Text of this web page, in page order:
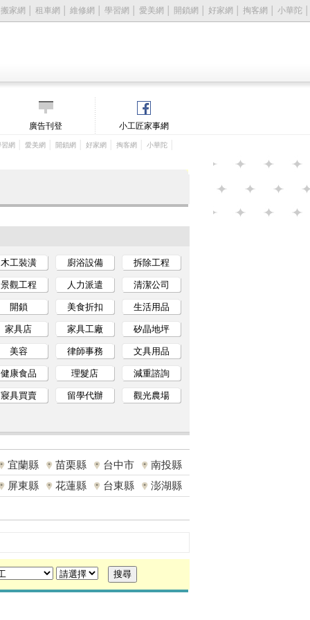
搬家網 租車網 維修網 學習網 愛美網 開鎖網 好家網 掏客網 小華陀
廣告刊登 小工匠家事網
習網│ 愛美網│ 開鎖網│ 好家網│ 掏客網 小華陀│
木工裝潢 廚浴設備 拆除工程
景觀工程 人力派遣 清潔公司
開鎖 美食折扣 生活用品
家具店 家具工廠 矽晶地坪
美容 律師事務 文具用品
健康食品 理髮店 減重諮詢
寢具買賣 留學代辦 觀光農場
宜蘭縣 苗栗縣 台中市
南投縣
屏東縣 花蓮縣 台東縣
澎湖縣